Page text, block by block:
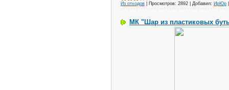
Из отходов Просмотров: 2892 Добавил: ИрЮр
МК "Шар из пластиковых